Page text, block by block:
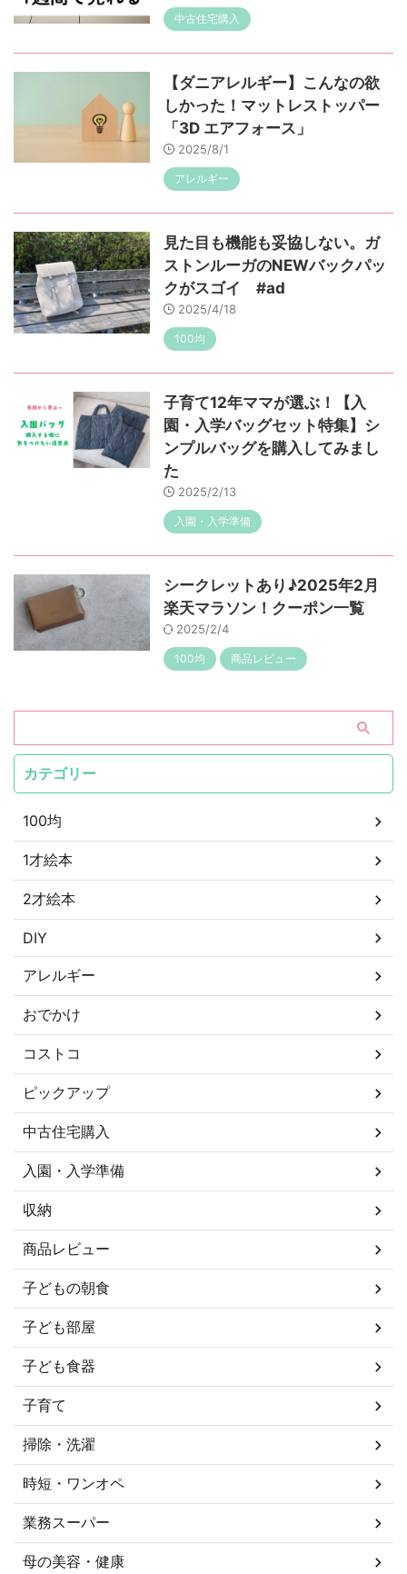
中古住宅購入
【ダニアレルギー】こんなの欲
しかった！マットレストッパー
「3D エアフォース」
2025/8/1
アレルギー
見た目も機能も妥協しない。ガ
ストンルーガのNEWバックパッ
クがスゴイ #ad
2025/4/18
100均
子育て12年ママが選ぶ！【入
園・入学バッグセット特集】シ
ンプルバッグを購入してみまし
た
2025/2/13
入園・入学準備
シークレットあり♪2025年2月
楽天マラソン！クーポン一覧
2025/2/4
100均 商品レビュー
カテゴリー
100均
1才絵本
2才絵本
DIY
アレルギー
おでかけ
コストコ
ピックアップ
中古住宅購入
入園・入学準備
収納
商品レビュー
子どもの朝食
子ども部屋
子ども食器
子育て
掃除・洗濯
時短・ワンオペ
業務スーパー
母の美容・健康